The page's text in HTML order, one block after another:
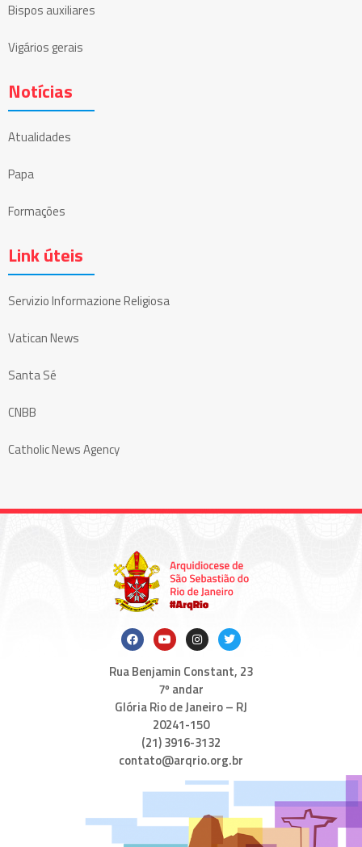
Bispos auxiliares
Vigários gerais
Notícias
Atualidades
Papa
Formações
Link úteis
Servizio Informazione Religiosa
Vatican News
Santa Sé
CNBB
Catholic News Agency
Rua Benjamin Constant, 23
7º andar
Glória Rio de Janeiro – RJ
20241-150
(21) 3916-3132
contato@arqrio.org.br